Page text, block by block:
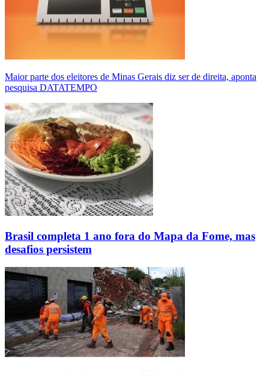
Maior parte dos eleitores de Minas Gerais diz ser de direita, aponta
pesquisa DATATEMPO
Brasil completa 1 ano fora do Mapa da Fome, mas
desafios persistem